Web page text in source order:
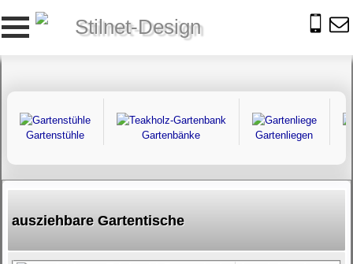
Stilnet-Design
Gartenstühle Gartenbänke Gartenliegen
ausziehbare Gartentische